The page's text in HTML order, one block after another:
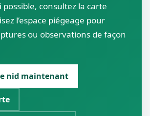
consultez la carte
l’espace piégeage pour
ou observations de façon
nid maintenant